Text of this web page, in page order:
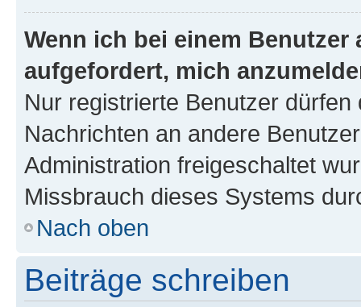
Wenn ich bei einem
aufgefordert, mich
Nur registrierte Benutzer
Nachrichten an andere
Administration freigeschaltet
Missbrauch dieses Systems
Nach oben
Beiträge schreiben